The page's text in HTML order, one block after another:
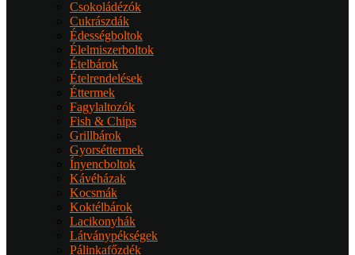
Csokoládézók
Cukrászdák
Édességboltok
Élelmiszerboltok
Ételbárok
Ételrendelések
Éttermek
Fagylaltozók
Fish & Chips
Grillbárok
Gyorséttermek
Ínyencboltok
Kávéházak
Kocsmák
Koktélbárok
Lacikonyhák
Látványpékségek
Pálinkafőzdék